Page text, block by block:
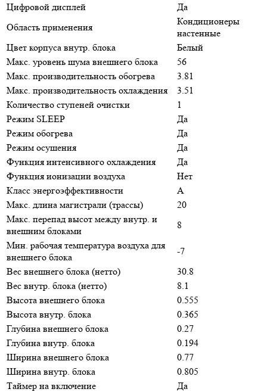
Цифровой дисплей
Да
Область применения
Кондиционеры
настенные
Цвет корпуса внутр. блока
Белый
Макс. уровень шума внешнего блока
56
Макс. производительность обогрева
3.81
Макс. производительность охлаждения
3.51
Количество ступеней очистки
1
Режим SLEEP
Да
Режим обогрева
Да
Режим осушения
Да
Функция интенсивного охлаждения
Да
Функция ионизации воздуха
Нет
Класс энергоэффективности
A
Макс. длина магистрали (трассы)
20
Макс. перепад высот между внутр. и
внешним блоками
8
Мин. рабочая температура воздуха для
внешнего блока
-7
Вес внешнего блока (нетто)
30.8
Вес внутр. блока (нетто)
8.1
Высота внешнего блока
0.555
Высота внутр. блока
0.365
Глубина внешнего блока
0.27
Глубина внутр. блока
0.194
Ширина внешнего блока
0.77
Ширина внутр. блока
0.805
Таймер на включение
Да